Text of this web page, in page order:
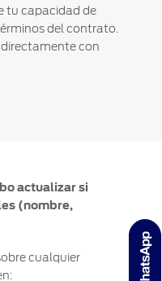
tu capacidad de
del contrato.
con
actualizar si
(nombre,
cualquier